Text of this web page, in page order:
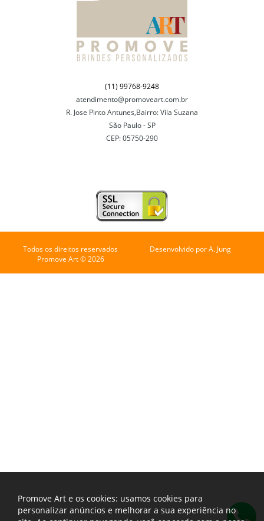
(11) 99768-9248
atendimento@promoveart.com.br
R. Jose Pinto Antunes,Bairro: Vila Suzana
São Paulo - SP
CEP: 05750-290
Todos os direitos reservados
Promove Art © 2026
Desenvolvido porA. Jung
Promove Art e os cookies: usamos cookies para
personalizar anúncios e melhorar a sua experiência no